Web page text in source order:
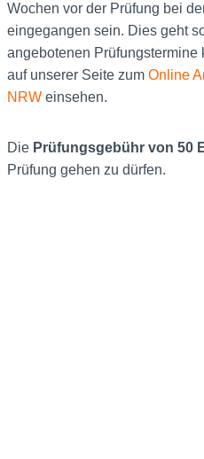
Wochen vor der Prüfung bei
eingegangen sein. Dies geht
angebotenen
auf unserer Seite zum Online
NRW einsehen.
Die Prüfungsgebühr von 50
Prüfung gehen zu dürfen.